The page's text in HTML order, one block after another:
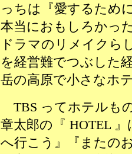
っちは『愛するため
本当におもしろかっ
ドラマのリメイクら
を経営難でつぶした
岳の高原で小さなホ
TBS ってホテルも
章太郎の『 HOTEL
へ行こう』『またの